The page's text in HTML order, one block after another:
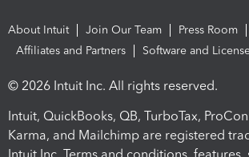
About Intuit Join Our Team
Press Room
Affiliates and Partners
Software and
© 2026 Intuit Inc. All rights reserved.
Intuit, QuickBooks, QB, TurboTax,
Karma, and Mailchimp are registered